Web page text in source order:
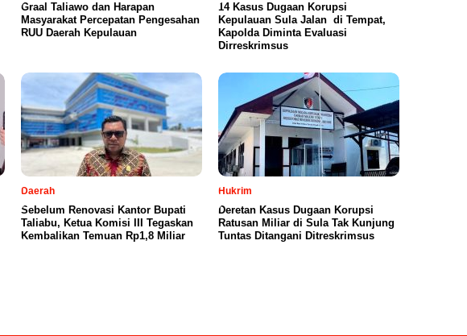
Graal Taliawo dan Harapan
Masyarakat Percepatan Pengesahan
RUU Daerah Kepulauan
14 Kasus Dugaan Korupsi
Kepulauan Sula Jalan di Tempat,
Kapolda Diminta Evaluasi
Dirreskrimsus
Daerah
Sebelum Renovasi Kantor Bupati
Taliabu, Ketua Komisi III Tegaskan
Kembalikan Temuan Rp1,8 Miliar
Hukrim
Deretan Kasus Dugaan Korupsi
Ratusan Miliar di Sula Tak Kunjung
Tuntas Ditangani Ditreskrimsus